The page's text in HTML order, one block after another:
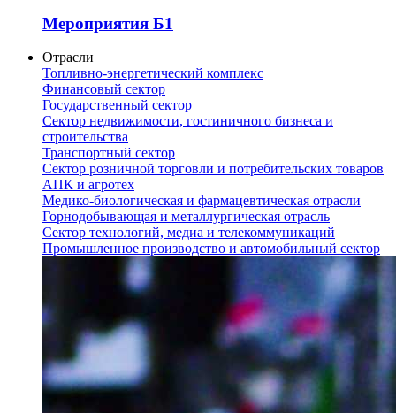
Мероприятия Б1
Отрасли
Топливно-энергетический комплекс
Финансовый сектор
Государственный сектор
Сектор недвижимости, гостиничного бизнеса и
строительства
Транспортный сектор
Сектор розничной торговли и потребительских товаров
АПК и агротех
Медико-биологическая и фармацевтическая отрасли
Горнодобывающая и металлургическая отрасль
Сектор технологий, медиа и телекоммуникаций
Промышленное производство и автомобильный сектор